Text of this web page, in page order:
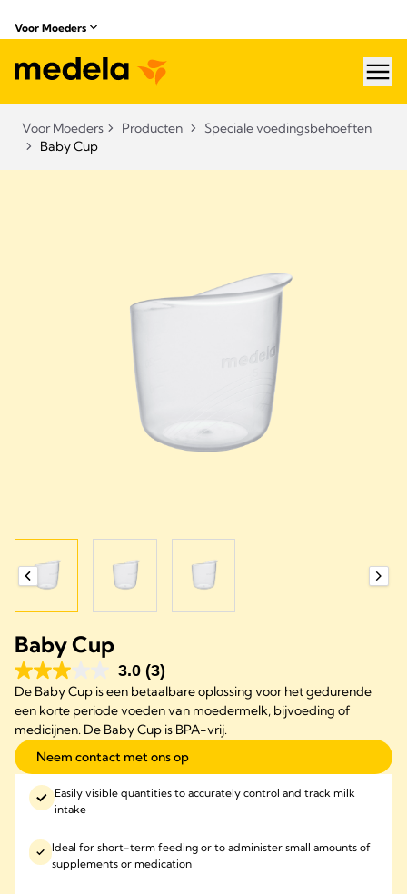
Voor Moeders
Voor Moeders Producten
Speciale voedingsbehoeften
Baby Cup
Baby Cup
3.0 (3)
De Baby Cup is een betaalbare oplossing voor het gedurende
een korte periode voeden van moedermelk, bijvoeding of
medicijnen. De Baby Cup is BPA-vrij.
Neem contact met ons op
Easily visible quantities to accurately control and track milk
intake
Ideal for short-term feeding or to administer small amounts of
supplements or medication